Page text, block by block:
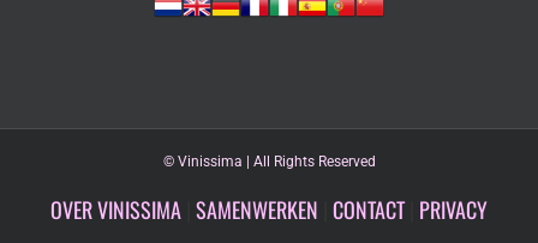
© Vinissima | All Rights Reserved
OVER VINISSIMA SAMENWERKEN CONTACT| PRIVACY